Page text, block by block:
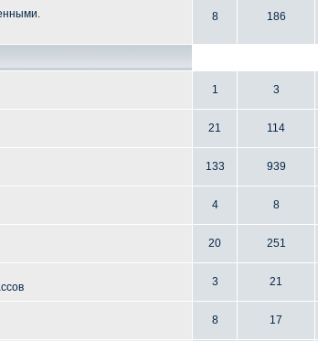
8 186
1 3
21 114
133 939
4 8
20 251
3 21
8 17